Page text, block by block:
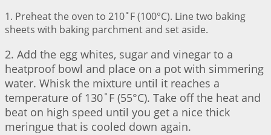
1. Preheat the oven to 210˚F (100°C). Line two baking
sheets with baking parchment and set aside.
2. Add the egg whites, sugar and vinegar to a
heatproof bowl and place on a pot with simmering
water. Whisk the mixture until it reaches a
temperature of 130˚F (55°C). Take off the heat and
beat on high speed until you get a nice thick
meringue that is cooled down again.